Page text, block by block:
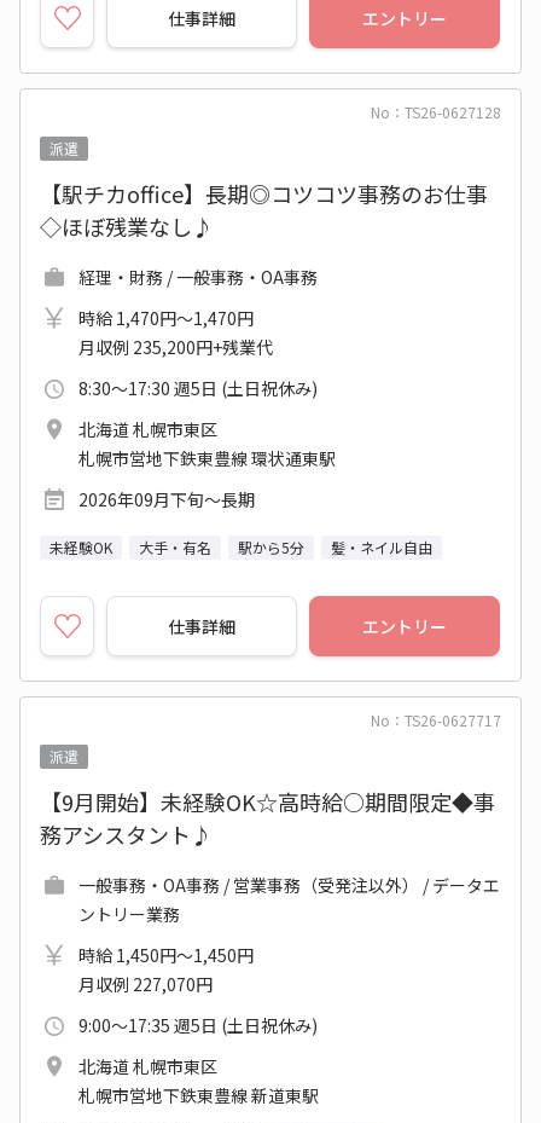
仕事詳細 エントリー
No：TS26-0627128
派遣
【駅チカoffice】長期◎コツコツ事務のお仕事
◇ほぼ残業なし♪
経理・財務 / 一般事務・OA事務
時給 1,470円～1,470円
月収例 235,200円+残業代
8:30～17:30 週5日 (土日祝休み)
北海道 札幌市東区
札幌市営地下鉄東豊線 環状通東駅
2026年09月下旬～長期
未経験OK 大手・有名 駅から5分 髪・ネイル自由
仕事詳細 エントリー
No：TS26-0627717
派遣
【9月開始】未経験OK☆高時給○期間限定◆事
務アシスタント♪
一般事務・OA事務 / 営業事務（受発注以外） / データエ
ントリー業務
時給 1,450円～1,450円
月収例 227,070円
9:00～17:35 週5日 (土日祝休み)
北海道 札幌市東区
札幌市営地下鉄東豊線 新道東駅